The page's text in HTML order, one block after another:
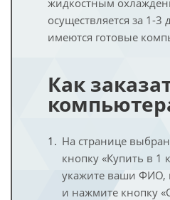
жидкостным
осуществляется за 1-3
имеются готовые
Как
На странице
кнопку «Купить в 1
укажите ваши ФИО,
и нажмите кнопку